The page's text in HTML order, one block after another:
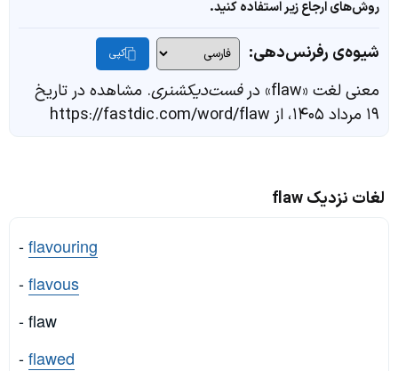
روش‌های ارجاع زیر استفاده کنید.
شیوه‌ی رفرنس‌دهی: کپی
معنی لغت «flaw» در فست‌دیکشنری. مشاهده در تاریخ
۱۹ مرداد ۱۴۰۵، از https://fastdic.com/word/flaw
لغات نزدیک flaw
-flavouring
-flavous
- flaw
-flawed